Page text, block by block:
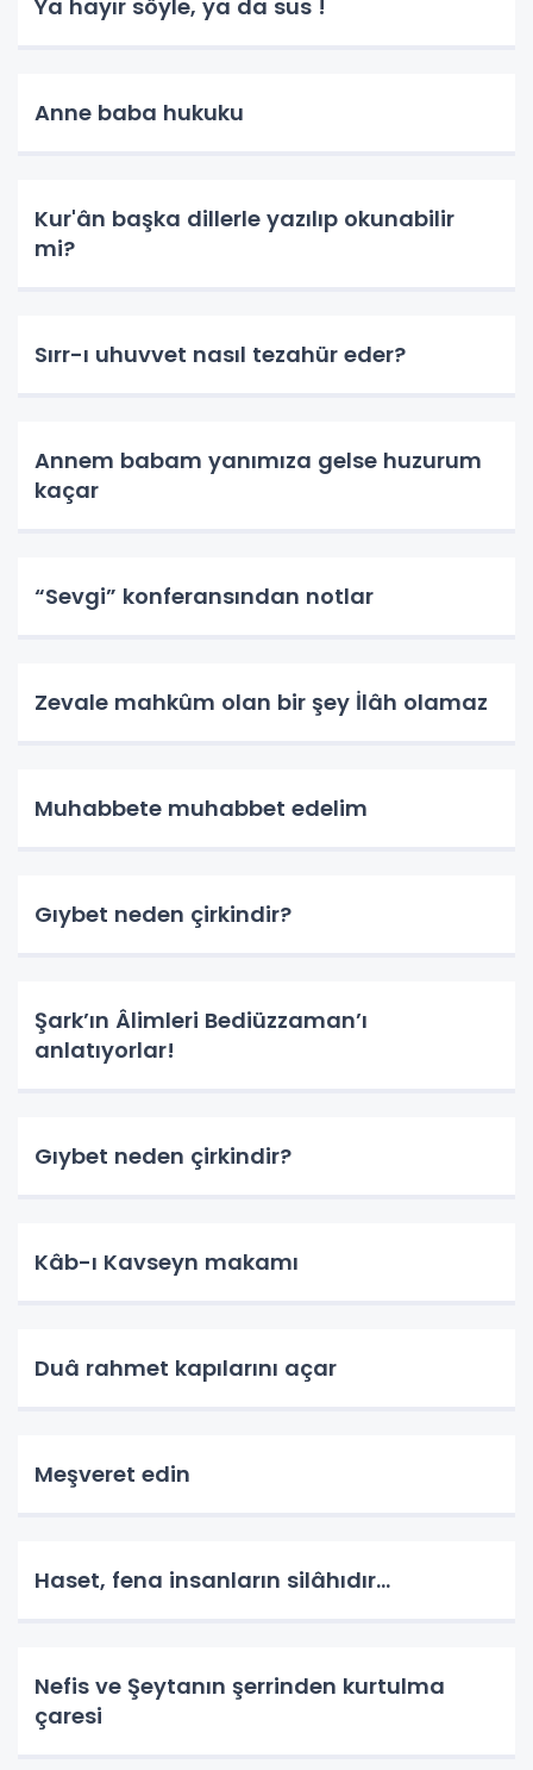
Ya hayır söyle, ya da sus !
Anne baba hukuku
Kur'ân başka dillerle yazılıp okunabilir
mi?
Sırr-ı uhuvvet nasıl tezahür eder?
Annem babam yanımıza gelse huzurum
kaçar
“Sevgi” konferansından notlar
Zevale mahkûm olan bir şey İlâh olamaz
Muhabbete muhabbet edelim
Gıybet neden çirkindir?
Şark’ın Âlimleri Bediüzzaman’ı
anlatıyorlar!
Gıybet neden çirkindir?
Kâb-ı Kavseyn makamı
Duâ rahmet kapılarını açar
Meşveret edin
Haset, fena insanların silâhıdır...
Nefis ve Şeytanın şerrinden kurtulma
çaresi